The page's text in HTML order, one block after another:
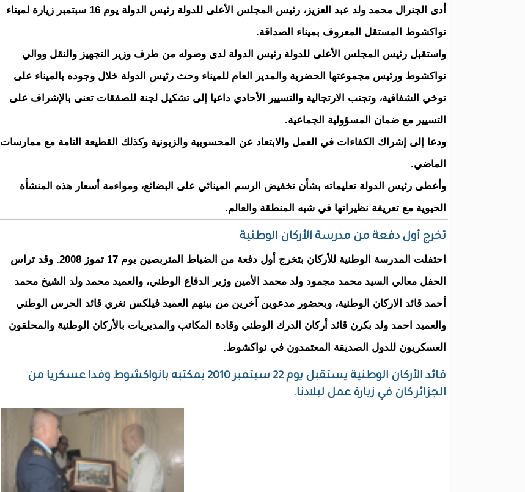
أدى الجنرال محمد ولد عبد العزيز، رئيس المجلس الأعلى للدولة رئيس الدولة يوم 16 سبتمبر زيارة لميناء
نواكشوط المستقل المعروف بميناء الصداقة.
واستقبل رئيس المجلس الأعلى للدولة رئيس الدولة لدى وصوله من طرف وزير التجهيز والنقل ووالي
نواكشوط ورئيس مجموعتها الحضرية والمدير العام للميناء وحث رئيس الدولة خلال وجوده بالميناء على
توخي الشفافية، وتجنب الارتجالية والتسيير الأحادي داعيا إلى تشكيل لجنة للصفقات تعنى بالإشراف على
التسيير مع ضمان المسؤولية الجماعية.
ودعا إلى إشراك الكفاءات في العمل والابتعاد عن المحسوبية والزبونية وكذلك القطيعة التامة مع ممارسات
الماضي.
وأعطى رئيس الدولة تعليماته بشأن تخفيض الرسم المينائي على البضائع، ومواءمة أسعار هذه المنشأة
الحيوية مع تعريفة نظيراتها في شبه المنطقة والعالم.
تخرج أول دفعة من مدرسة الأركان الوطنية
احتفلت المدرسة الوطنية للأركان بتخرج أول دفعة من الضباط المتربصين يوم 17 تموز 2008. وقد تراس
الحفل معالي السيد محمد مجمود ولد محمد الأمين وزير الدفاع الوطني، والعميد محمد ولد الشيخ محمد
أحمد قائد الاركان الوطنية، وبحضور مدعوين آخرين من بينهم العميد فيلكس نغري قائد الحرس الوطني
والعميد احمد ولد بكرن قائد أركان الدرك الوطني وقادة المكاتب والمديريات بالأركان الوطنية والمحلقون
العسكريون للدول الصديقة المعتمدون في نواكشوط.
قائد الأركان الوطنية يستقبل يوم 22 سبتمبر 2010 بمكتبه بانواكشوط وفدا عسكريا من
الجزائر كان في زيارة عمل لبلادنا.